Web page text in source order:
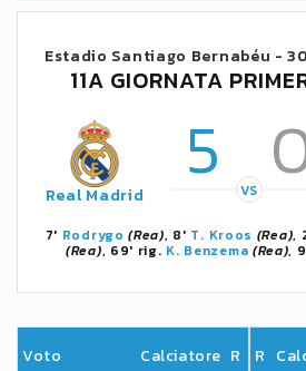
Estadio Santiago Bernabéu -
11A GIORNATA
Real Madrid 5 VS
7' Rodrygo (Rea), 8' T. Kroos (Rea),
(Rea), 69' rig. K. Benzema (Rea),
Voto Calciatore R R